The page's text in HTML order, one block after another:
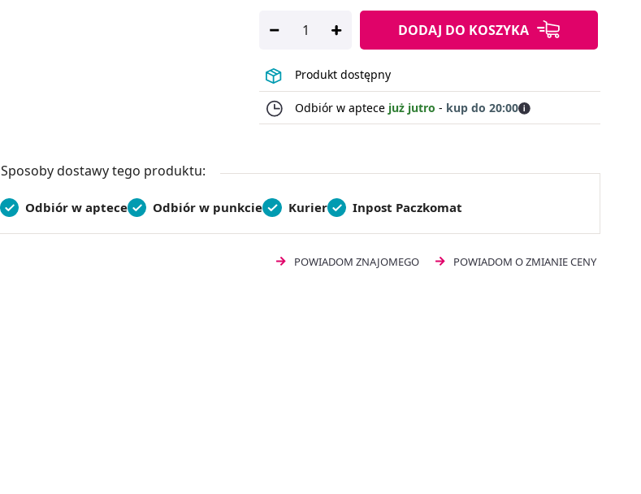
DODAJ DO KOSZYKA
Produkt dostępny
Odbiór w aptece już jutro - kup do 20:00
Sposoby dostawy tego produktu:
Odbiór w aptece Odbiór w punkcie Kurier Inpost Paczkomat
POWIADOM ZNAJOMEGO POWIADOM O ZMIANIE CENY